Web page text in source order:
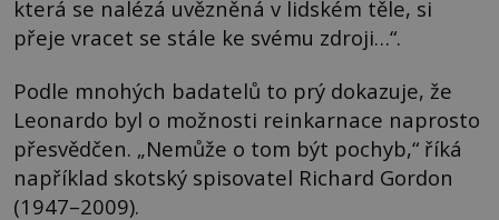
která se nalézá uvězněná v lidském těle, si
přeje vracet se stále ke svému zdroji…“.
Podle mnohých badatelů to prý dokazuje, že
Leonardo byl o možnosti reinkarnace naprosto
přesvědčen. „Nemůže o tom být pochyb,“ říká
například skotský spisovatel Richard Gordon
(1947–2009).